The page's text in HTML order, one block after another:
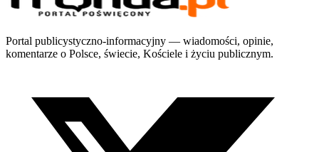
Portal publicystyczno-informacyjny — wiadomości, opinie,
komentarze o Polsce, świecie, Kościele i życiu publicznym.